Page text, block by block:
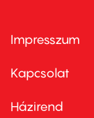
Footer
first
Impresszum
Kapcsolat
Footer
Házirend